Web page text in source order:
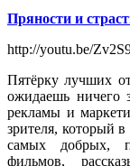
Пряности и
http://youtu.be/
Пятёрку лучших
ожидаешь ничего
рекламы и
зрителя, который
самых добрых,
фильмов,